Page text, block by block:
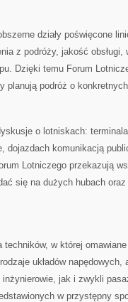
działy poświęcone
z podróży, jakość obsługi,
Dzięki temu Forum
podróż o
o lotniskach:
dojazdach komunikacją
Lotniczego przekazują
się na dużych hubach
w której
układów
jak i zwykli
w przystępny